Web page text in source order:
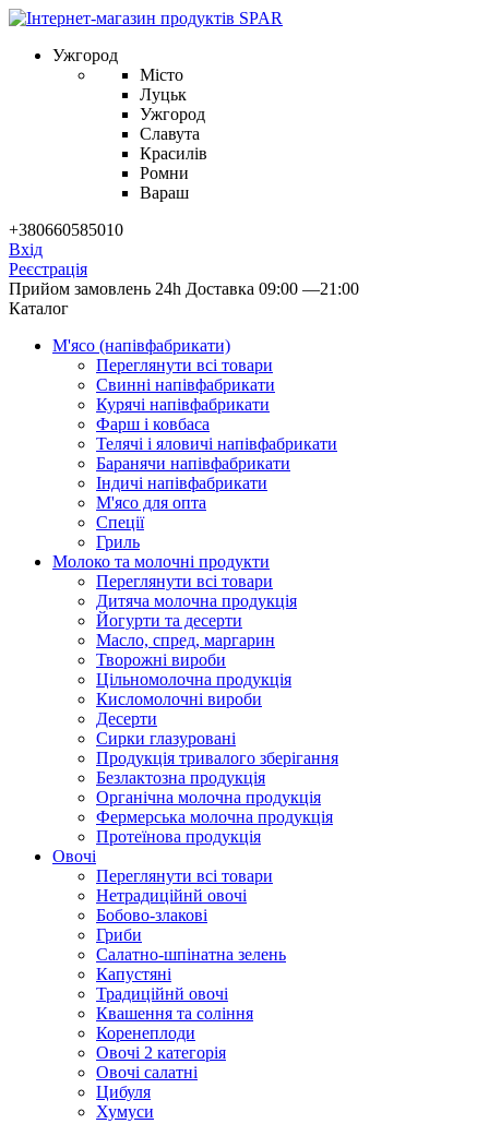
Ужгород
Місто
Луцьк
Ужгород
Славута
Красилів
Ромни
Вараш
+380660585010
Вхід
Реєстрація
Прийом замовлень 24h Доставка 09:00 —21:00
Каталог
М'ясо (напiвфабрикати)
Переглянути всі товари
Свиннi напiвфабрикати
Курячi напiвфабрикати
Фарш i ковбаса
Телячi i яловичi напiвфабрикати
Баранячи напiвфабрикати
Iндичi напiвфабрикати
М'ясо для опта
Спеції
Гриль
Молоко та молочні продукти
Переглянути всі товари
Дитяча молочна продукція
Йогурти та десерти
Масло, спред, маргарин
Творожні вироби
Цільномолочна продукція
Кисломолочні вироби
Десерти
Сирки глазуровані
Продукція тривалого зберігання
Безлактозна продукція
Органічна молочна продукція
Фермерська молочна продукція
Протеїнова продукція
Овочі
Переглянути всі товари
Нетрадиційнй овочі
Бобово-злакові
Гриби
Салатно-шпінатна зелень
Капустяні
Традиційнй овочі
Квашення та соління
Корeнеплоди
Овочі 2 категорія
Овочі салатні
Цибуля
Хумуси